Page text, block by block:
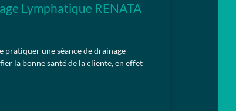
Lymphatique RENATA
pratiquer une séance de drainage
la bonne santé de la cliente, en effet